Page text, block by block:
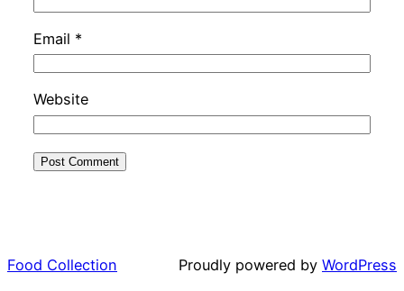
Email *
Website
Food Collection Proudly powered by WordPress